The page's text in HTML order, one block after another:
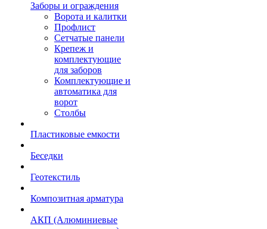
Заборы и ограждения
Ворота и калитки
Профлист
Сетчатые панели
Крепеж и
комплектующие
для заборов
Комплектующие и
автоматика для
ворот
Столбы
Пластиковые емкости
Беседки
Геотекстиль
Композитная арматура
АКП (Алюминиевые